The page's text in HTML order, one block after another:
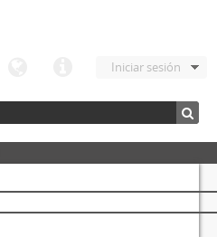
Iniciar sesión